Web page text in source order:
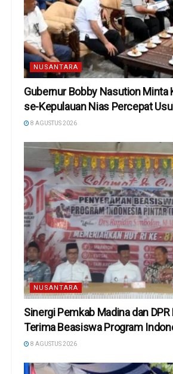
NUSANTARA
Gubernur Bobby Nasution Minta
se-Kepulauan Nias Percepat
8 AGUSTUS 2026
NUSANTARA
Sinergi Pemkab Madina dan DPR
Terima Beasiswa Program
8 AGUSTUS 2026